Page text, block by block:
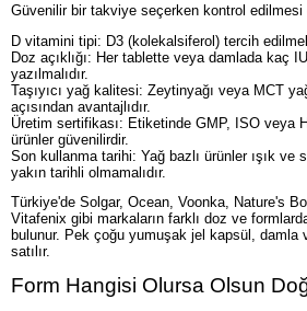
Güvenilir bir takviye seçerken kontrol edilmesi
D vitamini tipi: D3 (kolekalsiferol) tercih
Doz açıklığı: Her tablette veya damlada kaç
yazılmalıdır.
Taşıyıcı yağ kalitesi: Zeytinyağı veya MCT
açısından avantajlıdır.
Üretim sertifikası: Etiketinde GMP, ISO veya
ürünler güvenilirdir.
Son kullanma tarihi: Yağ bazlı ürünler ışık ve
yakın tarihli olmamalıdır.
Türkiye'de Solgar, Ocean, Voonka, Nature's
Vitafenix gibi markaların farklı doz ve
bulunur. Pek çoğu yumuşak jel kapsül, damla
satılır.
Form Hangisi Olursa Olsun